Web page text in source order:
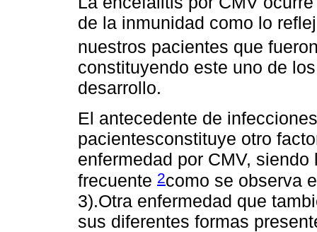
de la inmunidad como lo
nuestros pacientes que
constituyendo este uno de
desarrollo.
El antecedente de
pacientesconstituye otro
enfermedad por CMV,
frecuente 2como se observa
3).Otra enfermedad que
sus diferentes formas